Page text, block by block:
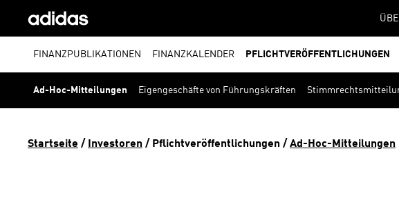
FINANZPUBLIKATIONEN FINANZKALENDER PFLICHTVERÖFFENTLICHUNGEN
Ad-Hoc-Mitteilungen Eigengeschäfte von Führungskräften
Startseite / Investoren / Pflichtveröffentlichungen / Ad-Hoc-Mitteilungen